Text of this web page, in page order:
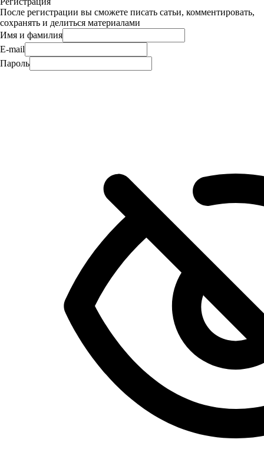
После регистрации вы сможете писать сатьи, комментировать,
сохранять и делиться материалами
Имя и фамилия
E-mail
Пароль